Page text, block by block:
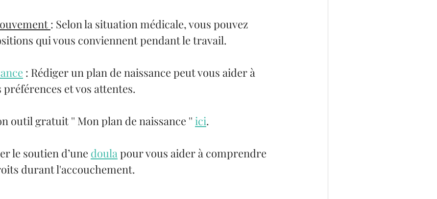
: Selon la situation médicale, vous pouvez
qui vous conviennent pendant le travail.
: Rédiger un plan de naissance peut vous aider à
et vos attentes.
outil gratuit '' Mon plan de naissance ''
ici.
le soutien d’une doula pour vous aider à comprendre
durant l'accouchement.